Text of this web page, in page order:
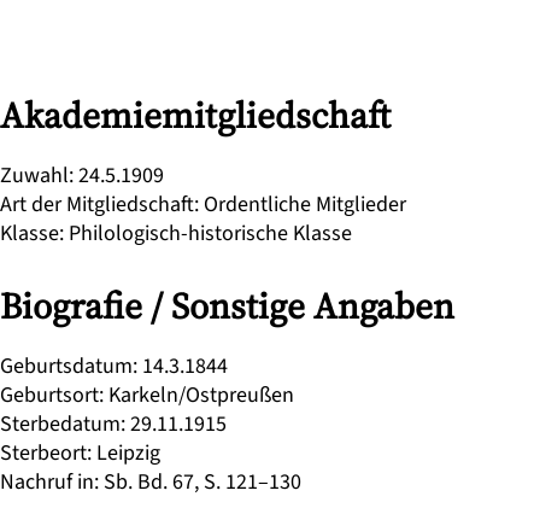
Akademiemitgliedschaft
Zuwahl:24.5.1909
Art der Mitgliedschaft: Ordentliche Mitglieder
Klasse: Philologisch-historische Klasse
Biografie / Sonstige Angaben
Geburtsdatum: 14.3.1844
Geburtsort: Karkeln/Ostpreußen
Sterbedatum:29.11.1915
Sterbeort: Leipzig
Nachruf in: Sb. Bd. 67, S. 121–130